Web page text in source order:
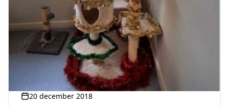
20 december 2018